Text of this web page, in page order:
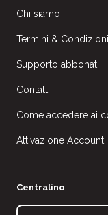
Chi siamo
Termini & Condizioni
Supporto abbonati
Contatti
Come accedere ai
Attivazione Account
Centralino